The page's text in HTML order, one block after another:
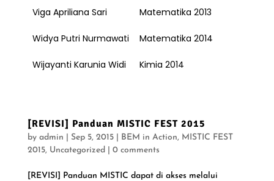
Viga Apriliana Sari Matematika 2013
Widya Putri Nurmawati Matematika 2014
Wijayanti Karunia Widi Kimia 2014
[REVISI] Panduan MISTIC FEST 2015
by admin Sep 5, 2015| BEM in Action, MISTIC FEST
2015, Uncategorized| 0 comments
[REVISI] Panduan MISTIC dapat di akses melalui